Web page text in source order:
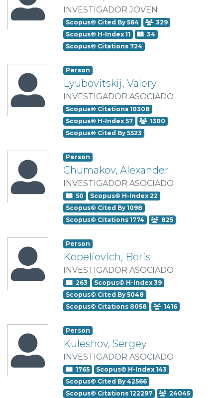
INVESTIGADOR JOVEN
Scopus© Cited By 564
329
Scopus© H-Index 11
34
Scopus© Citations 724
Person
Lyubovitskij, Valery
INVESTIGADOR ASOCIADO
Scopus© Citations 10308
Scopus© H-Index 57
1300
Scopus© Cited By 5523
Person
Chumakov, Alexander
INVESTIGADOR ASOCIADO
50
Scopus© H-Index 22
Scopus© Cited By 1098
Scopus© Citations 1774
825
Person
Kopeliovich, Boris
INVESTIGADOR ASOCIADO
263
Scopus© H-Index 39
Scopus© Cited By 5048
Scopus© Citations 8058
1416
Person
Kuleshov, Sergey
INVESTIGADOR ASOCIADO
1765
Scopus© H-Index 143
Scopus© Cited By 42566
Scopus© Citations 122297
24045